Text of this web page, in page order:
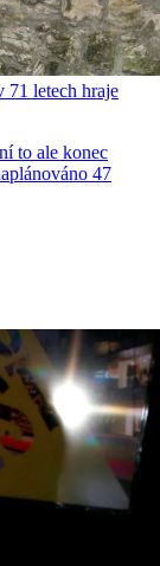
71 letech hraje
to ale konec
47